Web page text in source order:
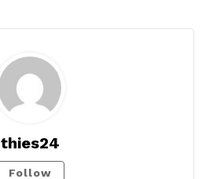
thies24
Follow